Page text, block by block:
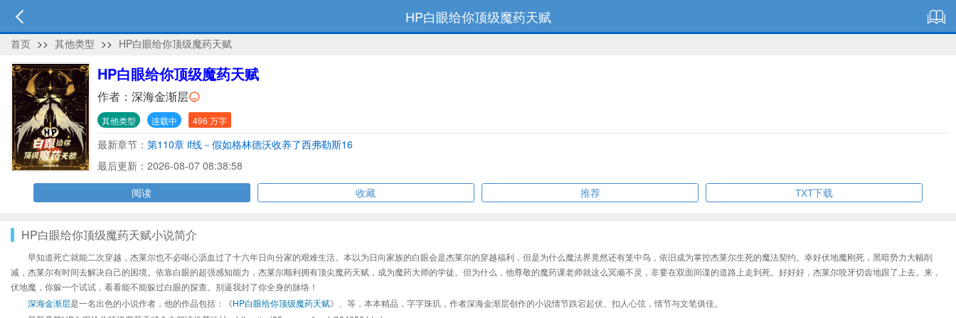
HP白眼给你顶级魔药天赋
首页 >> 其他类型 >> HP白眼给你顶级魔药天赋
HP白眼给你顶级魔药天赋
作者： 深海金渐层
其他类型 连载中 496 万字
最新章节： 第110章 if线－假如格林德沃收养了西弗勒斯16
最后更新：2026-08-07 08:38:58
阅读
收藏 推荐 TXT下载
HP白眼给你顶级魔药天赋小说简介
早知道死亡就能二次穿越，杰莱尔也不必呕心沥血过了十六年日向分家的艰难生活。本以为日向家族的白眼会是杰莱尔的穿越福利，但是为什么魔法界竟然还有笼中鸟，依旧成为掌控杰莱尔生死的魔法契约。幸好伏地魔刚死，黑暗势力大幅削
减，杰莱尔有时间去解决自己的困境。依靠白眼的超强感知能力，杰莱尔顺利拥有顶尖魔药天赋，成为魔药大师的学徒。但为什么，他尊敬的魔药课老师就这么冥顽不灵，非要在双面间谍的道路上走到死。好好好，杰莱尔咬牙切齿地跟了上去。来，
伏地魔，你躲一个试试，看看能不能躲过白眼的探查。别逼我封了你全身的脉络！
深海金渐层是一名出色的小说作者，他的作品包括：《HP白眼给你顶级魔药天赋》、等，本本精品，字字珠玑，作者深海金渐层创作的小说情节跌宕起伏、扣人心弦，情节与文笔俱佳。